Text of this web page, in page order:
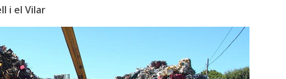
i el Vilar